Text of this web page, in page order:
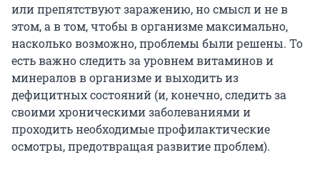
или препятствуют заражению, но смысл и не в
этом, а в том, чтобы в организме максимально,
насколько возможно, проблемы были решены. То
есть важно следить за уровнем витаминов и
минералов в организме и выходить из
дефицитных состояний (и, конечно, следить за
своими хроническими заболеваниями и
проходить необходимые профилактические
осмотры, предотвращая развитие проблем).